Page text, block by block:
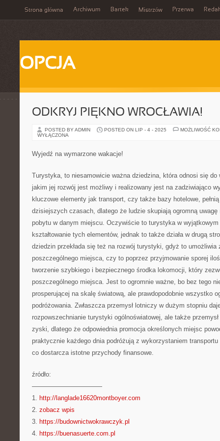
Strona główna Archiwum Bartek Mistrzów Przerwa
OPCJA
ODKRYJ PIĘKNO WROCŁAWIA!
POSTED BY ADMIN POSTED ON LIP - 4 - 2025
MOŻLIWOŚĆ
WYŁĄCZONA
Wyjedź na wymarzone wakacje!
Turystyka, to niesamowicie ważna dziedzina, która odnosi się do
jakim jej rozwój jest możliwy i realizowany jest na zadziwiająco
kluczowe elementy jak transport, czy także bazy hotelowe,
dzisiejszych czasach, dlatego że ludzie skupiają ogromną
pobytu w danym miejscu. Oczywiście to turystyka w wyjątkowym
kształtowanie tych elementów, jednak to także działa w drugą
dziedzin przekłada się też na rozwój turystyki, gdyż to
poszczególnego miejsca, czy to poprzez przyjmowanie sporej
tworzenie szybkiego i bezpiecznego środka lokomocji, który
poszczególnego miejsca. Jest to ogromnie ważne, bo bez tego
prosperującej na skalę światową, ale prawdopodobnie wszystko
podróżowania. Zwłaszcza przemysł lotniczy w dużym stopniu
rozpowszechnianie turystyki ogólnoświatowej, ale także
zyski, dlatego że odpowiednia promocja określonych miejsc
praktycznie każdego dnia podróżują z wykorzystaniem
co dostarcza istotne przychody finansowe.
źródło:
———————————
1. http://langlade16620montboyer.com
2. zobacz wpis
3. https://budownictwokrawczyk.pl
4. https://buenasuerte.com.pl